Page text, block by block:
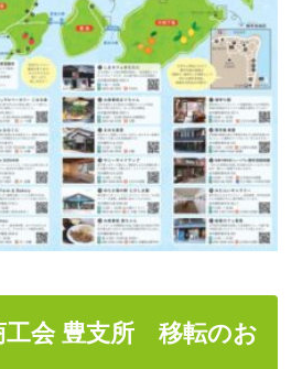
工会 豊支所 移転のお